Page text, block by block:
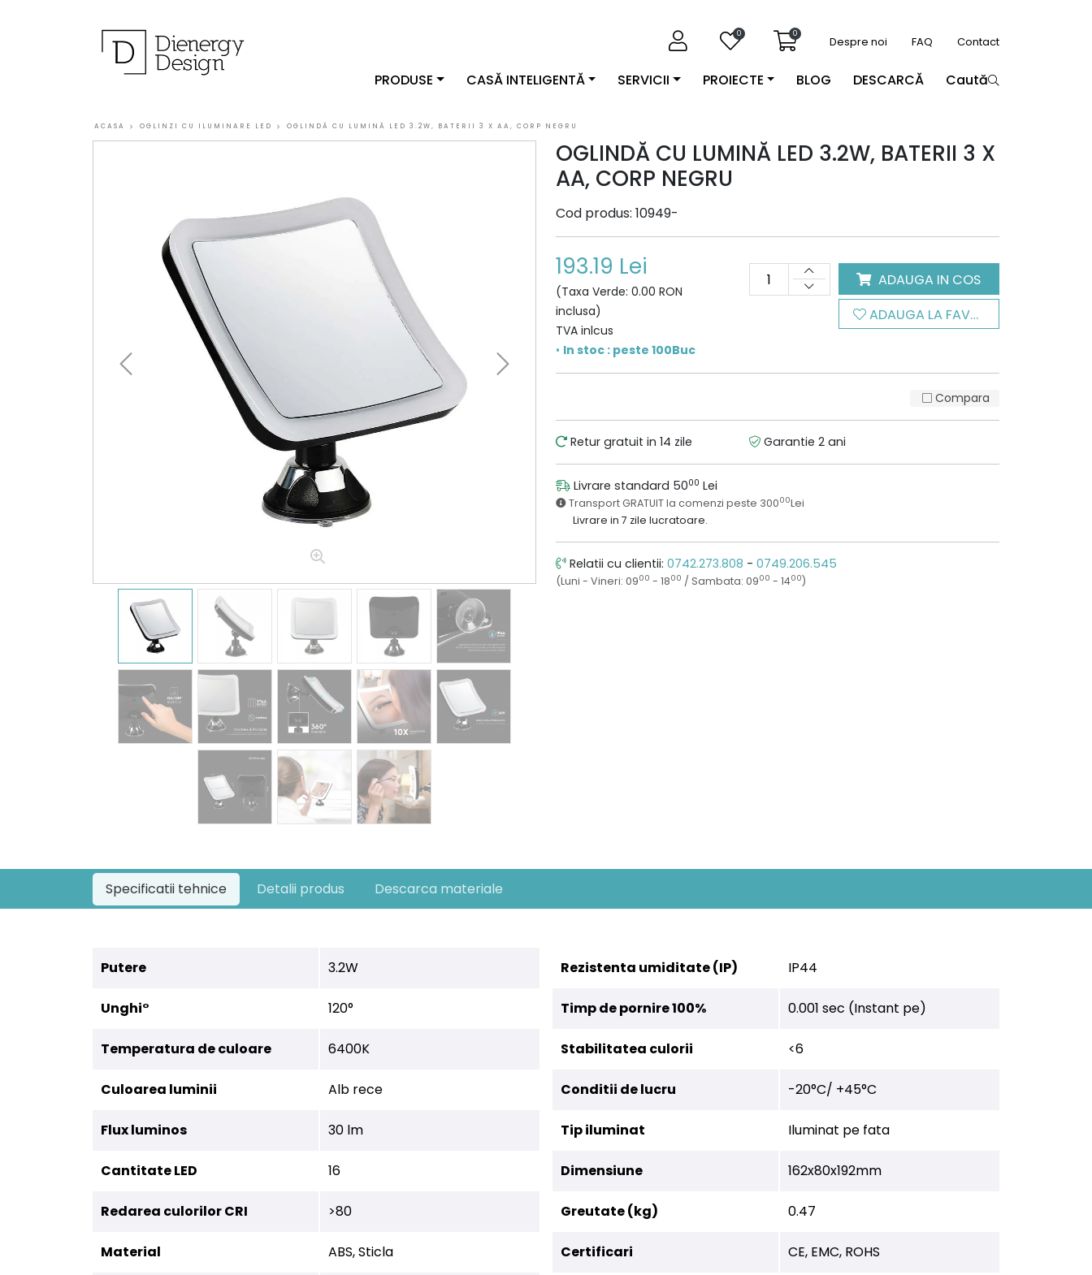
0 0
Despre noi FAQ Contact
PRODUSE CASĂ INTELIGENTĂ SERVICII PROIECTE BLOG DESCARCĂ Caută
ACASA OGLINZI CU ILUMINARE LED OGLINDĂ CU LUMINĂ LED 3.2W, BATERII 3 X AA, CORP NEGRU
OGLINDĂ CU LUMINĂ LED 3.2W, BATERII 3 X
AA, CORP NEGRU
Cod produs: 10949-
193.19 Lei
(Taxa Verde: 0.00 RON
inclusa)
TVA inlcus
• In stoc : peste 100Buc
ADAUGA IN COS
ADAUGA LA FAVORITE
Compara
Retur gratuit in 14 zile Garantie 2 ani
Livrare standard 5000 Lei
Transport GRATUIT la comenzi peste 30000Lei
Livrare in 7 zile lucratoare.
Relatii cu clientii: 0742.273.808 - 0749.206.545
(Luni - Vineri: 0900 - 1800 / Sambata: 0900 - 1400)
Specificatii tehnice Detalii produs Descarca materiale
Putere 3.2W
Unghi° 120°
Temperatura de culoare 6400K
Culoarea luminii Alb rece
Flux luminos 30 lm
Cantitate LED 16
Redarea culorilor CRI >80
Material ABS, Sticla
Rezistenta umiditate (IP) IP44
Timp de pornire 100% 0.001 sec (Instant pe)
Stabilitatea culorii <6
Conditii de lucru -20°C/ +45°C
Tip iluminat Iluminat pe fata
Dimensiune 162x80x192mm
Greutate (kg) 0.47
Certificari CE, EMC, ROHS